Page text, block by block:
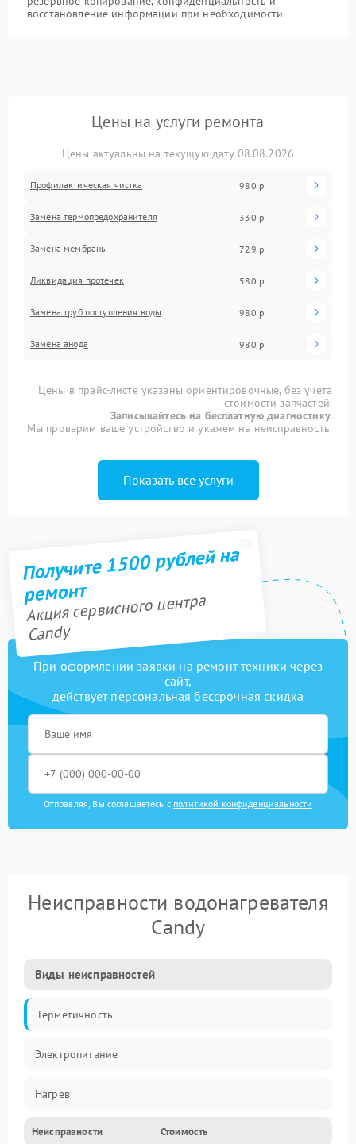
восстановление информации при необходимости
Цены на услуги ремонта
Цены актуальны на текущую дату 08.08.2026
Профилактическая чистка 980 р
Замена термопредохранителя 330 р
Замена мембраны 729 р
Ликвидация протечек 580 р
Замена труб поступления воды 980 р
Замена анода 980 р
Цены в прайс-листе указаны ориентировочные, без учета
стоимости запчастей.
Записывайтесь на бесплатную диагностику.
Мы проверим ваше устройство и укажем на неисправность.
Показать все услуги
Получите 1500 рублей на
ремонт
Акция сервисного центра
Candy
При оформлении заявки на ремонт техники через
сайт,
действует персональная бессрочная скидка
Отправляя, Вы соглашаетесь с политикой конфиденциальности
Неисправности водонагревателя
Candy
Виды неисправностей
Герметичность
Электропитание
Нагрев
Датчики
Неисправности Стоимость